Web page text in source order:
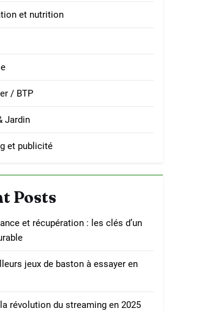
et nutrition
/ BTP
Jardin
et publicité
Posts
et récupération : les clés d’un
jeux de baston à essayer en
révolution du streaming en 2025